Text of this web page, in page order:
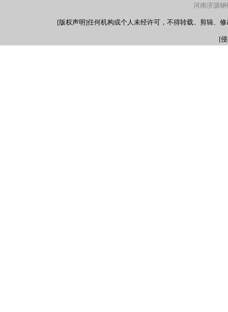
河南济源
[版权声明]任何机构或个人未经许可，不得转载、剪辑、
[